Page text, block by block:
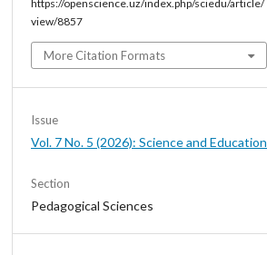
https://openscience.uz/index.php/sciedu/article/
view/8857
More Citation Formats
Issue
Vol. 7 No. 5 (2026): Science and Education
Section
Pedagogical Sciences